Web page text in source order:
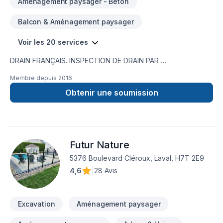
Balcon & Aménagement paysager
Voir les 20 services
DRAIN FRANÇAIS. INSPECTION DE DRAIN PAR
FONDATION,MEMBRANE ÉLASTOMÈRE,MEMBRANE
DELTA,MARGELLE,CHEMINÉE DE NETTOYAGE,DRAIN
SANITAIRE,LIGNE A EAU NOUVEAU SERVICE EN 2023 ;
CONSTRUCTION ,FOSSÉ,DÉMOLITION PISCINE CREUSER ET
MAISON,.TERRASSEMENT ,PAVÉ UNI,
Membre depuis 2016
Obtenir une soumission
Futur Nature
5376 Boulevard Cléroux, Laval, H7T 2E9
4,6
28 Avis
Excavation Aménagement paysager